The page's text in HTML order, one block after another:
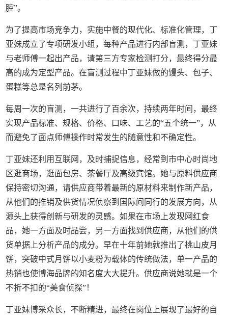
腔”。
为了提高市场竞争力，实施中餐的现代化、标准化管理，丁
亚妹成立了专项研发小组，每种产品进行内部盲测，丁亚妹
与老师傅一起出产品，请第三方专家检测打分，最终得分最
高的成为定型产品。在盲测过程中丁亚妹做的馒头、包子、
蛋糕等总是名列前茅。
每周一次的盲测，一共进行了百余次，持续两年时间，最终
实现产品标准、规格、价格、口味、工艺的“五个统一”，从
而避免了面点师傅操作时常发生的随意性和不确定性。
丁亚妹还利用互联网，及时捕捉信息，经常到市中心时尚地
区逛商场，逛面包房、茶餐厅及高级宾馆。她与原料供应商
保持密切沟通，请供应商带着最新的原材料来制作新产品，
从他们的推销及供货情况侦察到国际间同行的发展方向，从
源头上获得创新与研发的灵感。如果在市场上发现网红食
品，她一方面及时品尝，另一方面找到供应商，从他们的供
货单据上分析产品的成分。早在十年前她就推出了桃山皮月
饼，突破中式月饼以小麦粉为载体的传统做法，单一产品的
热销也使博海品牌的知名度大大提升。供应商说她就是一个
不折不扣的“美食侦探”！
丁亚妹博采众长，不断精进，最终在岗位上展现了最好的自